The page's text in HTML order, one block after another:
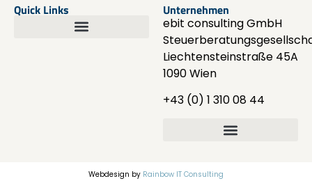
Quick Links
Unternehmen
ebit consulting GmbH
Liechtensteinstraße 45A
1090 Wien
+43 (0) 1 310 08 44
Webdesign by Rainbow IT Consulting